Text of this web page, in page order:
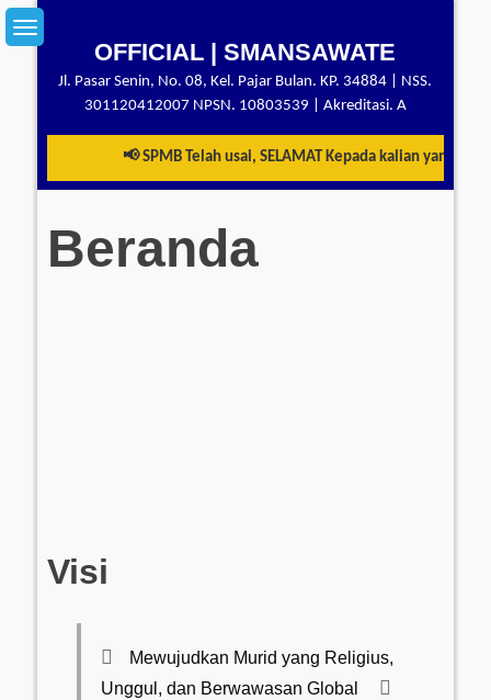
Skip
to
OFFICIAL | SMANSAWATE
Jl. Pasar Senin, No. 08, Kel. Pajar Bulan. KP. 34884 | NSS.
301120412007 NPSN. 10803539 | Akreditasi. A
📢 SPMB Telah usai, SELAMAT Kepada kalian yang
Beranda
Visi
Mewujudkan Murid yang Religius,
Unggul, dan Berwawasan Global